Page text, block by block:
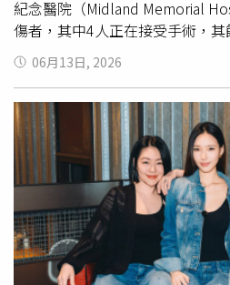
確預測，小S再度不可置信地驚
了，妳到底是有什麼超能力！」
起）張琳、邱鋒澤、檸檬、范姜
畫一窺內心世界。（圖／東森綜合
紀念醫院（Midland Memorial
傷者，其中4人正在接受手術，
有1名傷者被送往敖德薩醫療中
Hospital）治療。米德蘭市長布
達哀悼，表示對受害者及其家屬
冒著生命危險保護社區安全。她
8時03分接獲報案後迅速趕赴現
擊案發生後，嫌犯與警方陷入對
導，事件最初發生在市區一處地
域一間動物醫院附近。警方隨後
個執法單位到場，成功將嫌犯控
得控制後，米德蘭警方透過社群
件已經結束，並確認嫌犯死亡。
06月13日, 2026